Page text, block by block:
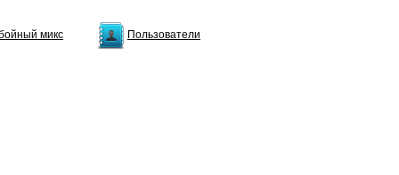
микс Пользователи